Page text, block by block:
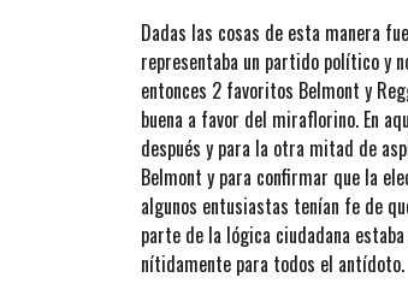
Dadas las cosas de esta manera
representaba un partido político y
entonces 2 favoritos Belmont y
buena a favor del miraflorino. En
después y para la otra mitad de
Belmont y para confirmar que la
algunos entusiastas tenían fe de
parte de la lógica ciudadana
nítidamente para todos el antídoto.